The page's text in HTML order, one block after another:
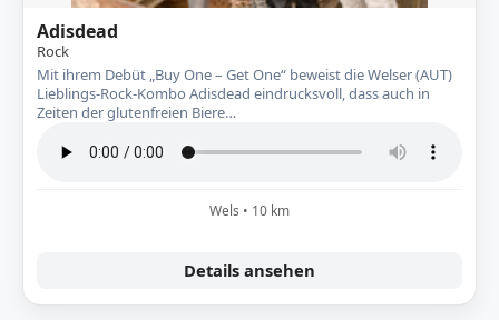
Adisdead
Rock
Mit ihrem Debüt „Buy One – Get One“ beweist die Welser (AUT)
Lieblings-Rock-Kombo Adisdead eindrucksvoll, dass auch in
Zeiten der glutenfreien Biere…
Wels • 10 km
Details ansehen